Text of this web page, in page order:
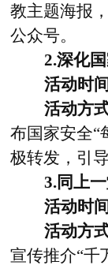
教主题海报
公众号。
2.深化
活动时
活动方
布国家安全“
极转发，引
3.同上
活动时
活动方
宣传推介“千